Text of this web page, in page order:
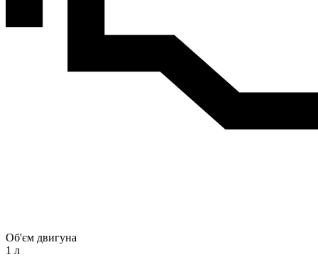
Об'єм двигуна
1 л